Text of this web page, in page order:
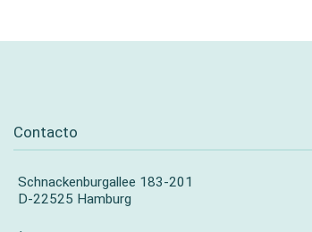
Contacto
Schnackenburgallee 183-201
D-22525 Hamburg